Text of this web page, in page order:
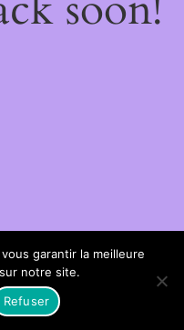
garantir la meilleure
notre site.
Refuser